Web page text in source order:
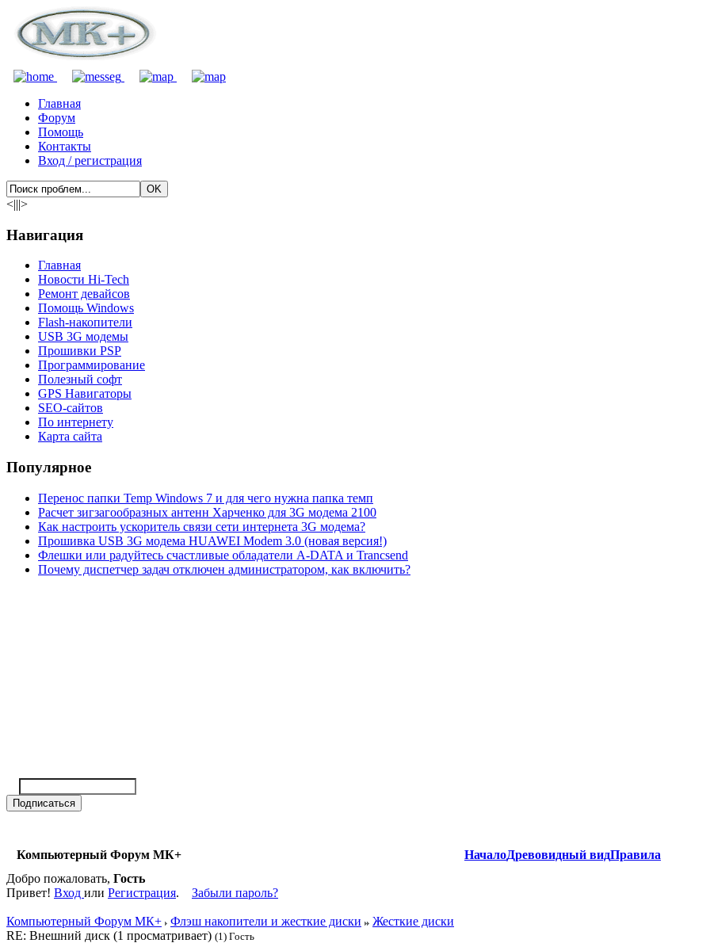
Главная
Форум
Помощь
Контакты
Вход / регистрация
<|||>
Навигация
Главная
Новости Hi-Tech
Ремонт девайсов
Помощь Windows
Flash-накопители
USB 3G модемы
Прошивки PSP
Программирование
Полезный софт
GPS Навигаторы
SEO-сайтов
По интернету
Карта сайта
Популярное
Перенос папки Temp Windows 7 и для чего нужна папка темп
Расчет зигзагообразных антенн Харченко для 3G модема 2100
Как настроить ускоритель связи сети интернета 3G модема?
Прошивка USB 3G модема HUAWEI Modem 3.0 (новая версия!)
Флешки или радуйтесь счастливые обладатели A-DATA и Trancsend
Почему диспетчер задач отключен администратором, как включить?
Компьютерный Форум МК+ НачалоДревовидный видПравила
Добро пожаловать, Гость
Привет! Вход или Регистрация. Забыли пароль?
Компьютерный Форум МК+ Флэш накопители и жесткие диски
Жесткие диски
RE: Внешний диск (1 просматривает) (1) Гость